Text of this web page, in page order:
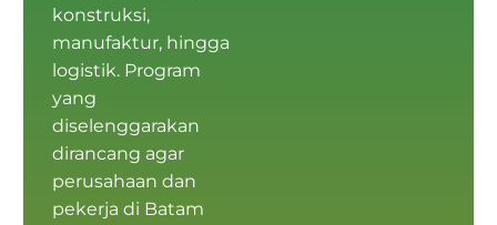
konstruksi,
manufaktur, hingga
logistik. Program
yang
diselenggarakan
dirancang agar
perusahaan dan
pekerja di Batam